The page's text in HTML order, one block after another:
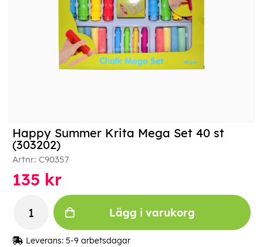
Happy Summer Krita Mega Set 40 st
(303202)
Artnr: C90357
135 kr
Lägg i varukorg
Leverans: 5-9 arbetsdagar